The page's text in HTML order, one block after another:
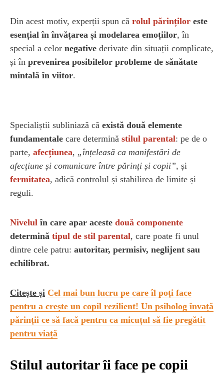
Din acest motiv, experții spun că rolul părinților este
esențial în învățarea și modelarea emoțiilor, în
special a celor negative derivate din situații complicate,
și în prevenirea posibilelor probleme de sănătate
mintală în viitor.
Specialiștii subliniază că există două elemente
fundamentale care determină stilul parental: pe de o
parte, afecțiunea, „înțeleasă ca manifestări de
afecțiune și comunicare între părinți și copii”, și
fermitatea, adică controlul și stabilirea de limite și
reguli.
Nivelul în care apar aceste două componente
determină tipul de stil parental, care poate fi unul
dintre cele patru: autoritar, permisiv, neglijent sau
echilibrat.
Citește și Cel mai bun lucru pe care îl poți face
pentru a crește un copil rezilient! Un psiholog învață
părinții ce să facă pentru ca micuțul să fie pregătit
pentru viață
Stilul autoritar îi face pe copii